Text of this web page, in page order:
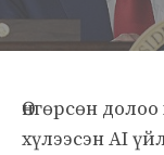
Өнгөрсөн
хүлээсэн AI